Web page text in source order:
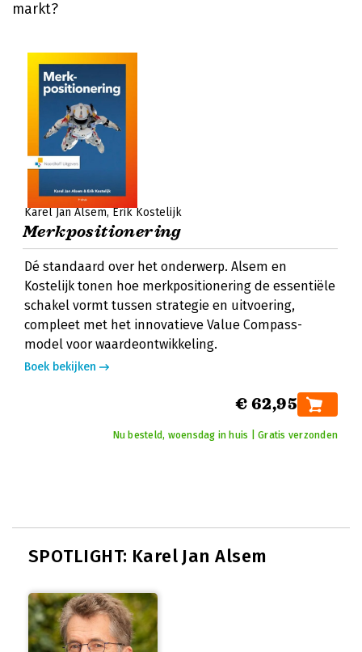
markt?
Karel Jan Alsem Erik Kostelijk
Merkpositionering
Dé standaard over het onderwerp. Alsem en
Kostelijk tonen hoe merkpositionering de essentiële
schakel vormt tussen strategie en uitvoering,
compleet met het innovatieve Value Compass-
model voor waardeontwikkeling.
Boek bekijken
€ 62,95
Nu besteld, woensdag in huis | Gratis verzonden
SPOTLIGHT: Karel Jan Alsem